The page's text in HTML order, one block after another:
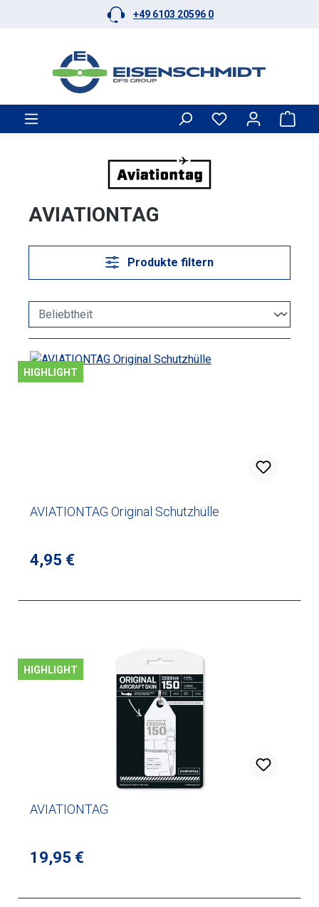
Zum Hauptinhalt springen+49 6103 20596 0
AVIATIONTAG
Produkte filtern
HIGHLIGHT
AVIATIONTAG Original Schutzhülle
Regulärer Preis:
4,95 €
HIGHLIGHT
AVIATIONTAG
Regulärer Preis:
19,95 €